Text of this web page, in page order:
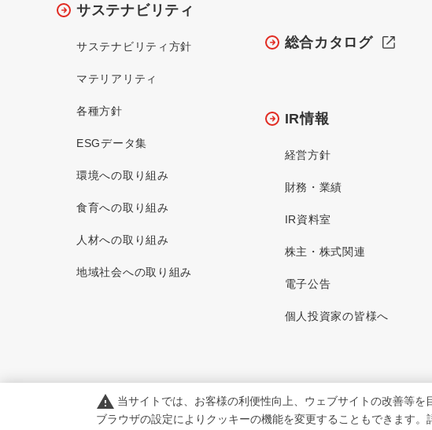
サステナビリティ
サステナビリティ方針
マテリアリティ
各種方針
ESGデータ集
環境への取り組み
食育への取り組み
人材への取り組み
地域社会への取り組み
総合カタログ
IR情報
経営方針
財務・業績
IR資料室
株主・株式関連
電子公告
個人投資家の皆様へ
copyright
warning 当サイトでは、お客様の利便性向上、ウェブサイトの改善等を
ブラウザの設定によりクッキーの機能を変更することもできます。